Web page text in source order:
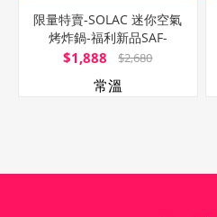
限量特賣-SOLAC 迷你空氣
烤炸鍋-福利新品SAF-
701W
$1,888 $2,680
常溫